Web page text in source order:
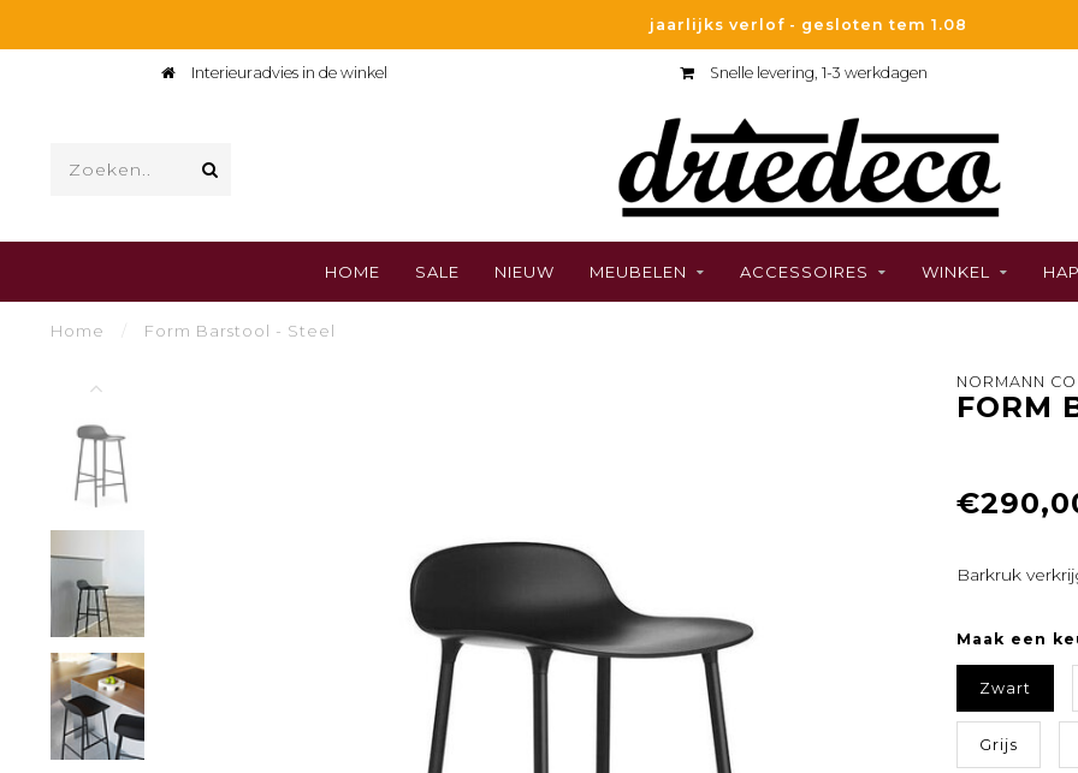
jaarlijks verlof - gesloten tem 1.08
Interieuradvies in de winkel Snelle levering, 1-3 werkdagen
HOME SALE NIEUW MEUBELEN ACCESSOIRES WINKEL
Home Form Barstool - Steel
NORMANN
FORM
Barkruk
Maak een
Zwart
Grijs